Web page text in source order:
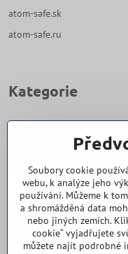
atom-safe.sk
atom-safe.ru
Kategorie
Zavoláme Vám
Váš telefon
Odeslat
Soubory cookie
webu, k analýze jeho
používání. Můžeme k
a shromážděná data
nebo jiných zemích.
cookie“ vyjadřujete
můžete najít podrobné